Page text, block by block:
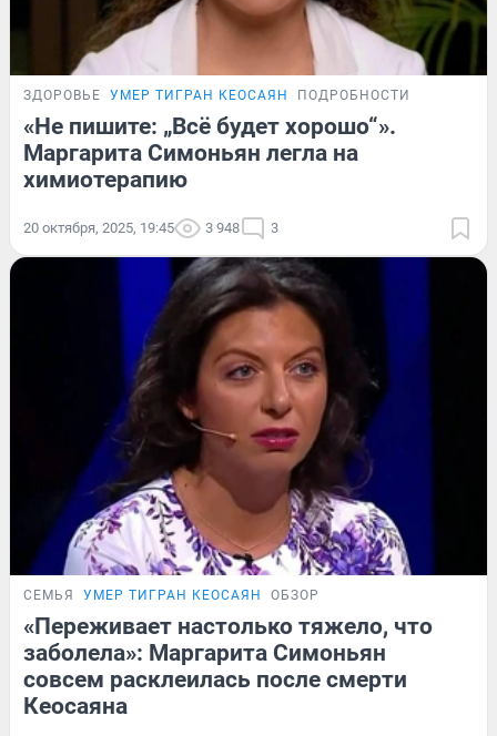
ЗДОРОВЬЕ УМЕР ТИГРАН КЕОСАЯН ПОДРОБНОСТИ
«Не пишите: „Всё будет хорошо“».
Маргарита Симоньян легла на
химиотерапию
20 октября, 2025, 19:45 3 948 3
СЕМЬЯ УМЕР ТИГРАН КЕОСАЯН ОБЗОР
«Переживает настолько тяжело, что
заболела»: Маргарита Симоньян
совсем расклеилась после смерти
Кеосаяна